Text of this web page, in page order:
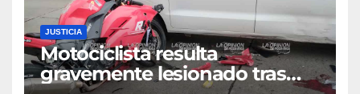
JUSTICIA
Motociclista resulta
gravemente lesionado tras